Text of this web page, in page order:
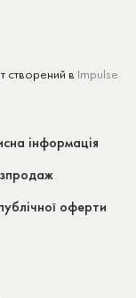
створений в
Impulse
інформація
оферти